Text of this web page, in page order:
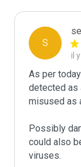
S
il
As per
detected as
misused as
Possibly
could also
viruses.